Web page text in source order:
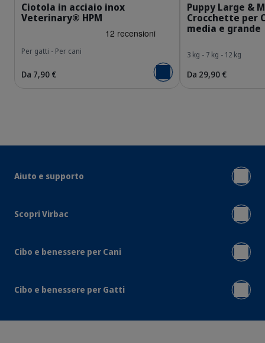
Ciotola in acciaio inox
Veterinary® HPM
Per gatti - Per cani
Da 7,90 € Aggiungi al carrello
Puppy Large &
Crocchette per
media e grande
3 kg - 7 kg - 12 kg
Da 29,90 €
Aiuto e supporto
Scopri Virbac
Cibo e benessere per Cani
Cibo e benessere per Gatti